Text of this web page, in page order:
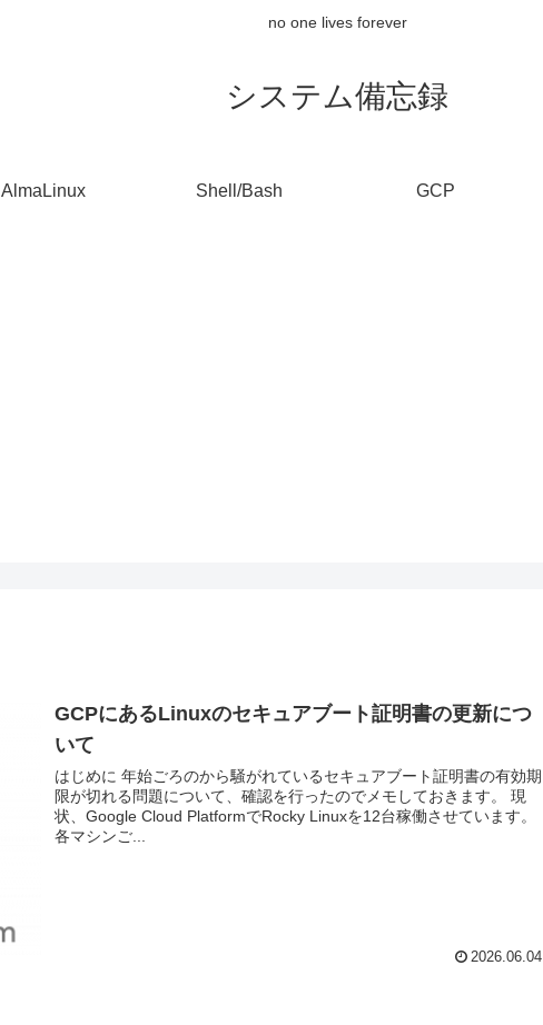
no one lives forever
システム備忘録
AlmaLinux Shell/Bash GCP
GCPにあるLinuxのセキュアブート証明書の更新につ
いて
はじめに 年始ごろのから騒がれているセキュアブート証明書の有効期
限が切れる問題について、確認を行ったのでメモしておきます。 現
状、Google Cloud PlatformでRocky Linuxを12台稼働させています。
各マシンご...
2026.06.04